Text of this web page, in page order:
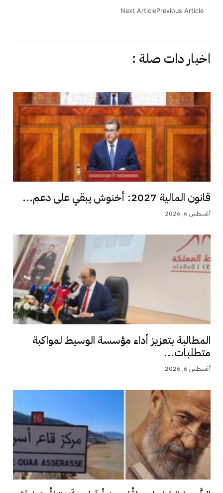
Previous Article
Next Article
اخبار دات صلة :
قانون المالية 2027: أخنوش يبقي على دعم...
أغسطس 6, 2026
المطالبة بتعزيز أداء مؤسسة الوسيط لمواكبة
متطلبات...
أغسطس 6, 2026